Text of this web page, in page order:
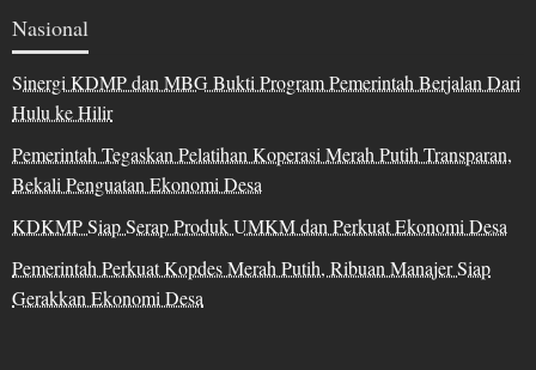
Nasional
Sinergi KDMP dan MBG Bukti Program Pemerintah Berjalan Dari
Hulu ke Hilir
Pemerintah Tegaskan Pelatihan Koperasi Merah Putih Transparan,
Bekali Penguatan Ekonomi Desa
KDKMP Siap Serap Produk UMKM dan Perkuat Ekonomi Desa
Pemerintah Perkuat Kopdes Merah Putih, Ribuan Manajer Siap
Gerakkan Ekonomi Desa